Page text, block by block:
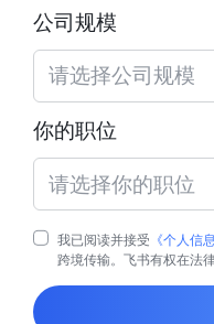
公司规模
请选择公司规模
你的职位
请选择你的职位
我已阅读并接受 《个人信
跨境传输。飞书有权在法